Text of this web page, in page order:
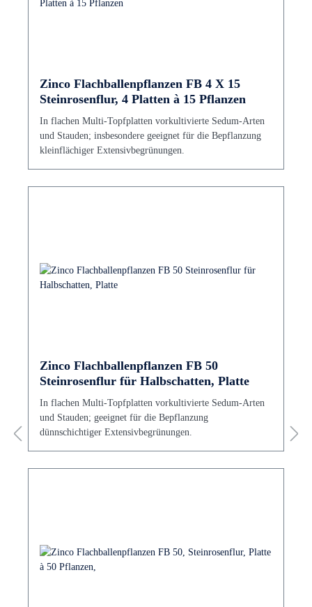
Zinco Flachballenpflanzen FB 4 X 15
Steinrosenflur, 4 Platten à 15 Pflanzen
In flachen Multi-Topfplatten vorkultivierte Sedum-Arten
und Stauden; insbesondere geeignet für die Bepflanzung
kleinflächiger Extensivbegrünungen.
Zinco Flachballenpflanzen FB 50
Steinrosenflur für Halbschatten, Platte
In flachen Multi-Topfplatten vorkultivierte Sedum-Arten
und Stauden; geeignet für die Bepflanzung
dünnschichtiger Extensivbegrünungen.